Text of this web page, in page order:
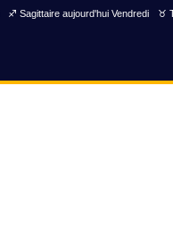
♐ Sagittaire aujourd'hui Vendredi ♉